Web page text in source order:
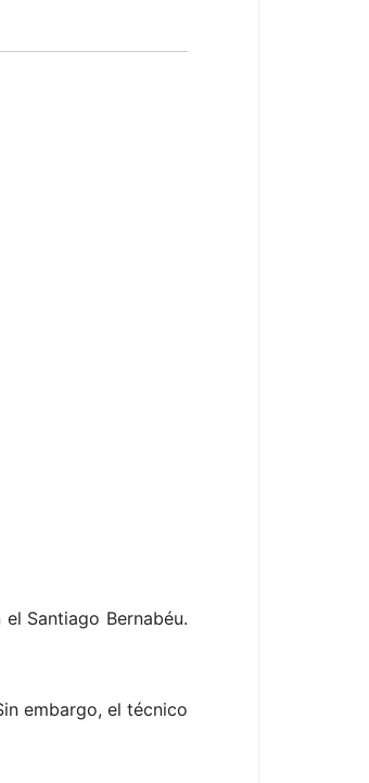
Santiago Bernabéu.
embargo, el técnico